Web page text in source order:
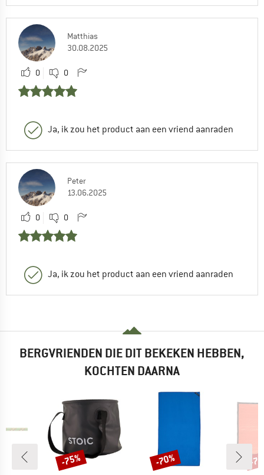
Matthias
30.08.2025
0 0
Ja, ik zou het product aan een vriend aanraden
Peter
13.06.2025
0 0
Ja, ik zou het product aan een vriend aanraden
BERGVRIENDEN DIE DIT BEKEKEN HEBBEN,
KOCHTEN DAARNA
Korting
-75% Korting
-70% -